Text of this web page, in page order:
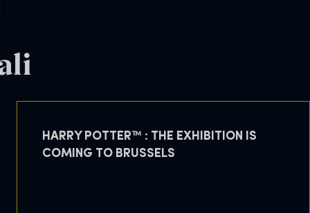
HARRY POTTER™ : THE EXHIBITION IS
COMING TO BRUSSELS